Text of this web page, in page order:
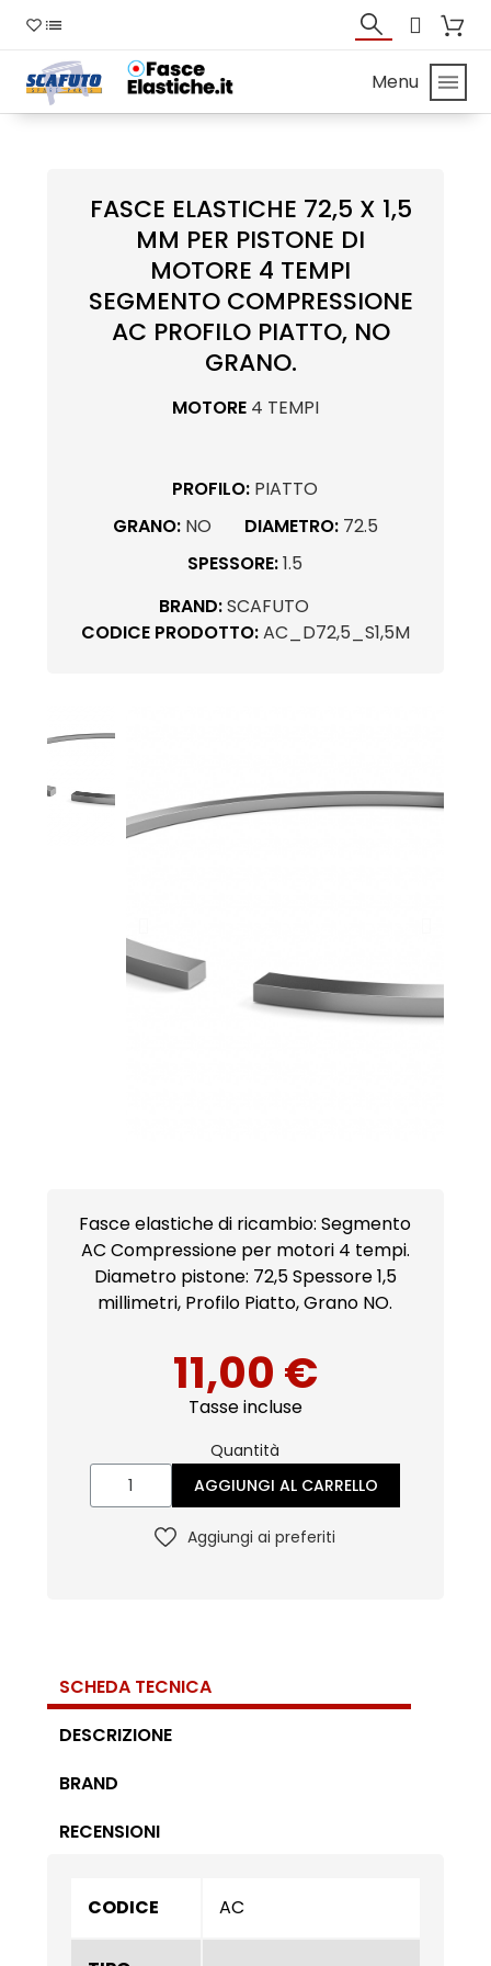
Menu
FASCE ELASTICHE 72,5 X 1,5
MM PER PISTONE DI
MOTORE 4 TEMPI
SEGMENTO COMPRESSIONE
AC PROFILO PIATTO, NO
GRANO.
MOTORE 4 TEMPI
PROFILO: PIATTO
GRANO: NO DIAMETRO: 72.5
SPESSORE:1.5
BRAND:SCAFUTO
CODICE PRODOTTO:AC_D72,5_S1,5M
Fasce elastiche di ricambio: Segmento
AC Compressione per motori 4 tempi.
Diametro pistone: 72,5 Spessore 1,5
millimetri, Profilo Piatto, Grano NO.
11,00 €
Tasse incluse
Quantità
AGGIUNGI AL CARRELLO
Aggiungi ai preferiti
SCHEDA TECNICA
DESCRIZIONE
BRAND
RECENSIONI
CODICE AC